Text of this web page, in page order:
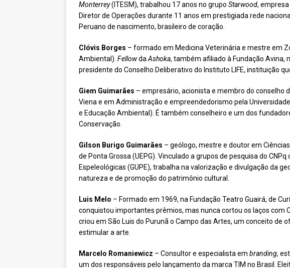
Monterrey(ITESM), trabalhou 17 anos no grupo Starwood,
Diretor de Operações durante 11 anos em prestigiada rede
Peruano de nascimento, brasileiro de coração.
Clóvis Borges – formado em Medicina Veterinária e mestre em
Ambiental). Fellowda Ashoka, também afiliado à Fundação Avina,
presidente do Conselho Deliberativo do Instituto LIFE, instituição
Giem Guimarães – empresário, acionista e membro do conselho
Viena e em Administração e empreendedorismo pela
e Educação Ambiental). É também conselheiro e um dos
Conservação.
Gilson Burigo Guimarães – geólogo, mestre e doutor em
de Ponta Grossa (UEPG). Vinculado a grupos de pesquisa do
Espeleológicas (GUPE), trabalha na valorização e divulgação da
natureza e de promoção do patrimônio cultural.
Luis Melo – Formado em 1969, na Fundação Teatro Guairá, de
conquistou importantes prêmios, mas nunca cortou os laços com
criou em São Luis do Purunã o Campo das Artes, um conceito
estimular a arte.
Marcelo Romaniewicz – Consultor e especialista em branding,
um dos responsáveis pelo lançamento da marca TIM no Brasil.